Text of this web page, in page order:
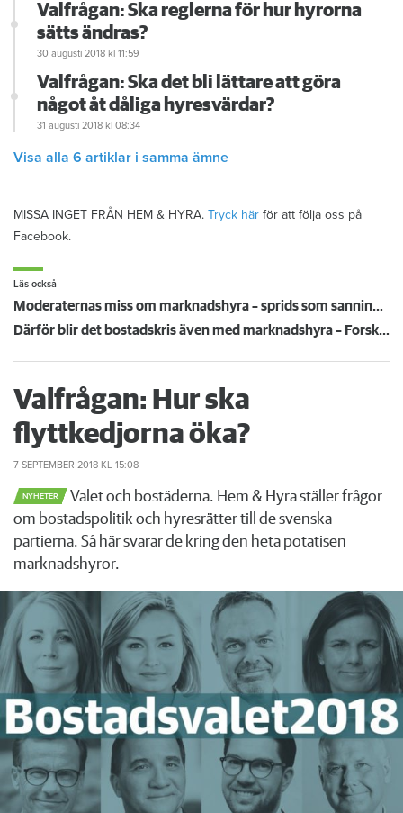
Valfrågan: Ska reglerna för hur hyrorna
sätts ändras?
30 augusti 2018 kl 11:59
Valfrågan: Ska det bli lättare att göra
något åt dåliga hyresvärdar?
31 augusti 2018 kl 08:34
Visa alla 6 artiklar i samma ämne
MISSA INGET FRÅN HEM & HYRA. Tryck här för att följa oss på
Facebook.
Läs också
Moderaternas miss om marknadshyra – sprids som sanning av AI och stor ledarsida
Därför blir det bostadskris även med marknadshyra – Forskaren: ”Det är problem överallt”
Valfrågan: Hur ska
flyttkedjorna öka?
7 SEPTEMBER 2018 KL 15:08
NYHETER
Valet och bostäderna. Hem & Hyra ställer frågor
om bostadspolitik och hyresrätter till de svenska
partierna. Så här svarar de kring den heta potatisen
marknadshyror.